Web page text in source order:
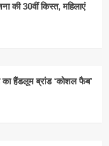
की 30वीं किस्त, महिलाएं
का हैंडलूम ब्रांड ‘कोशल फैब’